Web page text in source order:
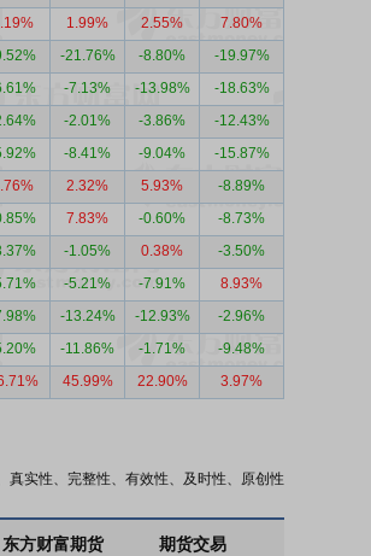
1.99% 2.55%
7.80%
-21.76% -8.80%
-19.97%
-7.13% -13.98%
-18.63%
-2.01% -3.86%
-12.43%
-8.41% -9.04%
-15.87%
2.32% 5.93%
-8.89%
7.83% -0.60%
-8.73%
-1.05% 0.38%
-3.50%
-5.21% -7.91%
8.93%
-13.24% -12.93%
-2.96%
-11.86% -1.71%
-9.48%
45.99% 22.90% 3.97%
实性、完整性、有效性、及时性、原创性